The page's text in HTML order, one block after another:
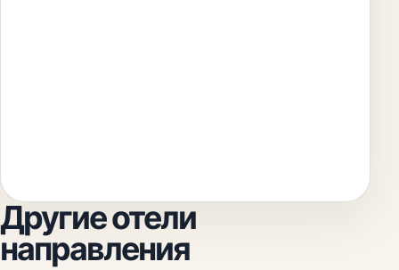
Другие отели
направления